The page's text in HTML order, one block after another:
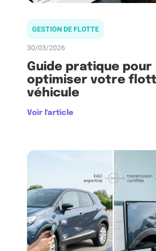
GESTION DE FLOTTE
30/03/2026
Guide pratique pour
optimiser votre
véhicule
Voir l'article